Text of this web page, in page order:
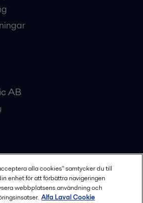
AB
alla cookies" samtycker du till
enhet för att förbättra navigeringen
webbplatsens användning och
Alfa Laval Cookie